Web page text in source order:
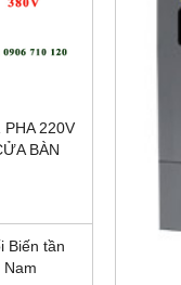
220V
BÀN
Biến tần
Nam